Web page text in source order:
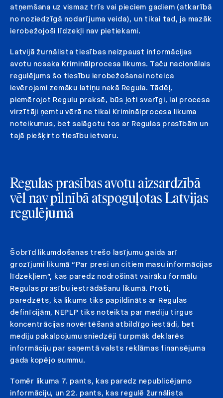
atņemšana uz vismaz trīs vai pieciem gadiem (atkarībā
no noziedzīgā nodarījuma veida), un tikai tad, ja mazāk
ierobežojoši līdzekļi nav pietiekami.
Latvijā žurnālista tiesības neizpaust informācijas
avotu nosaka Kriminālprocesa likums. Taču nacionālais
regulējums šo tiesību ierobežošanai noteica
ievērojami zemāku latiņu nekā Regula. Tādēļ,
piemērojot Regulu praksē, būs ļoti svarīgi, lai procesa
virzītāji ņemtu vērā ne tikai Kriminālprocesa likuma
noteikumus, bet salāgotu tos ar Regulas prasībām un
tajā piešķirto tiesību ietvaru.
Regulas prasības avotu aizsardzībā
vēl nav pilnībā atspoguļotas Latvijas
regulējumā
Šobrīd likumdošanas trešo lasījumu gaida arī
grozījumi likumā “Par presi un citiem masu informācijas
līdzekļiem”, kas paredz nodrošināt vairāku formālu
Regulas prasību iestrādāšanu likumā. Proti,
paredzēts, ka likums tiks papildināts ar Regulas
definīcijām, NEPLP tiks noteikta par mediju tirgus
koncentrācijas novērtēšanā atbildīgo iestādi, bet
mediju pakalpojumu sniedzēji turpmāk deklarēs
informāciju par saņemtā valsts reklāmas finansējuma
gada kopējo summu.
Tomēr likuma 7. pants, kas paredz nepublicējamo
informāciju, un 22. pants, kas regulē žurnālista